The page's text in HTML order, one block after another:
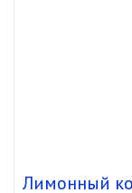
Лимонный